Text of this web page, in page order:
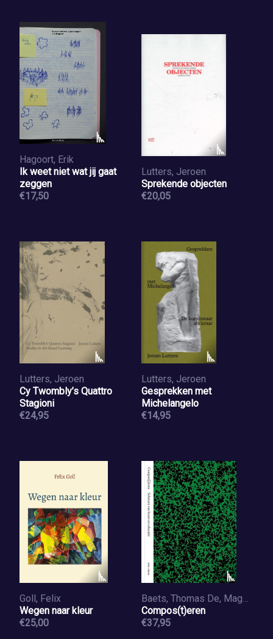
Hagoort, Erik
Ik weet niet wat jij gaat
zeggen
€17,50
Lutters, Jeroen
Sprekende objecten
€20,05
Lutters, Jeroen
Cy Twombly’s Quattro
Stagioni
€24,95
Lutters, Jeroen
Gesprekken met
Michelangelo
€14,95
Goll, Felix
Wegen naar kleur
€25,00
Baets, Thomas De, Magerman, Maureen, Vansieleghem, Nancy
Compos(t)eren
€37,95